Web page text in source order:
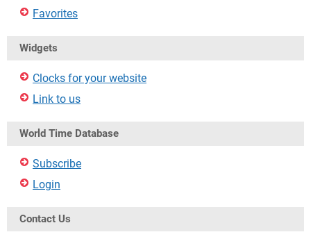
Favorites
Widgets
Clocks for your website
Link to us
World Time Database
Subscribe
Login
Contact Us